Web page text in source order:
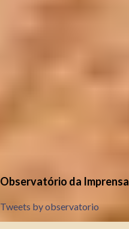
Observatório da Imprensa
Tweets by observatorio